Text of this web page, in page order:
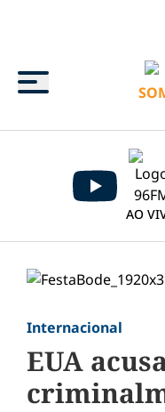
Menu
AO
Internacional
EUA